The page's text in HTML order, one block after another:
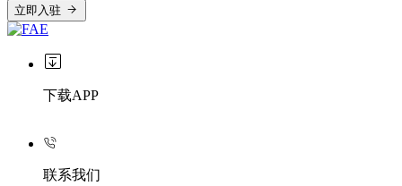
立即入驻
下载APP
联系我们